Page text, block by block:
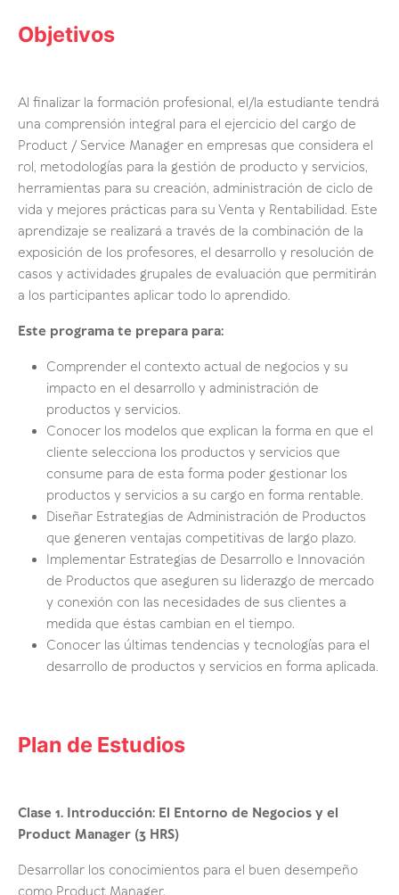
Objetivos
Al finalizar la formación profesional, el/la estudiante tendrá
una comprensión integral para el ejercicio del cargo de
Product / Service Manager en empresas que considera el
rol, metodologías para la gestión de producto y servicios,
herramientas para su creación, administración de ciclo de
vida y mejores prácticas para su Venta y Rentabilidad. Este
aprendizaje se realizará a través de la combinación de la
exposición de los profesores, el desarrollo y resolución de
casos y actividades grupales de evaluación que permitirán
a los participantes aplicar todo lo aprendido.
Este programa te prepara para:
Comprender el contexto actual de negocios y su
impacto en el desarrollo y administración de
productos y servicios.
Conocer los modelos que explican la forma en que el
cliente selecciona los productos y servicios que
consume para de esta forma poder gestionar los
productos y servicios a su cargo en forma rentable.
Diseñar Estrategias de Administración de Productos
que generen ventajas competitivas de largo plazo.
Implementar Estrategias de Desarrollo e Innovación
de Productos que aseguren su liderazgo de mercado
y conexión con las necesidades de sus clientes a
medida que éstas cambian en el tiempo.
Conocer las últimas tendencias y tecnologías para el
desarrollo de productos y servicios en forma aplicada.
Plan de Estudios
Clase 1. Introducción: El Entorno de Negocios y el
Product Manager (3 HRS)
Desarrollar los conocimientos para el buen desempeño